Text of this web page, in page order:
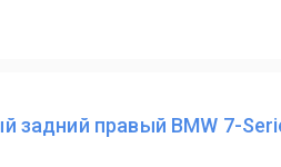
задний правый BMW 7-